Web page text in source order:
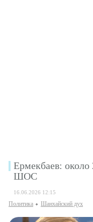
Ермекбаев: около
ШОС
16.06.2026 12:15
Политика Шанхайский дух